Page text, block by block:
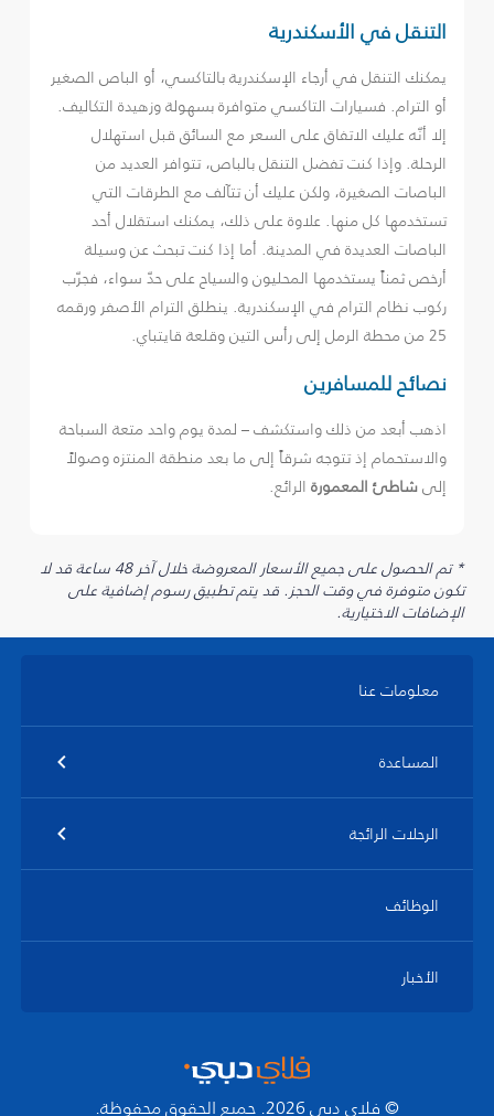
التنقل في الأسكندرية
يمكنك التنقل في أرجاء الإسكندرية بالتاكسي، أو الباص الصغير
أو الترام. فسيارات التاكسي متوافرة بسهولة وزهيدة التكاليف.
إلا أنّه عليك الاتفاق على السعر مع السائق قبل استهلال
الرحلة. وإذا كنت تفضل التنقل بالباص، تتوافر العديد من
الباصات الصغيرة، ولكن عليك أن تتآلف مع الطرقات التي
تستخدمها كل منها. علاوة على ذلك، يمكنك استقلال أحد
الباصات العديدة في المدينة. أما إذا كنت تبحث عن وسيلة
أرخص ثمناً يستخدمها المحليون والسياح على حدّ سواء، فجرّب
ركوب نظام الترام في الإسكندرية. ينطلق الترام الأصفر ورقمه
25 من محطة الرمل إلى رأس التين وقلعة قايتباي.
نصائح للمسافرين
اذهب أبعد من ذلك واستكشف – لمدة يوم واحد متعة السباحة
والاستحمام إذ تتوجه شرقاً إلى ما بعد منطقة المنتزه وصولاً
إلىشاطئ المعمورةالرائع.
* تم الحصول على جميع الأسعار المعروضة خلال آخر 48 ساعة قد لا
تكون متوفرة في وقت الحجز. قد يتم تطبيق رسوم إضافية على
الإضافات الاختيارية.
معلومات عنا
المساعدة
الرحلات الرائجة
الوظائف
الأخبار
© فلاي دبي 2026. جميع الحقوق محفوظة.